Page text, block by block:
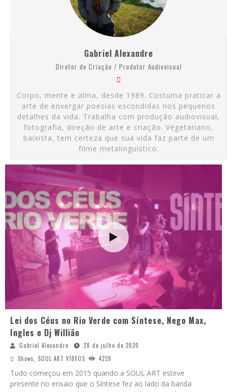
Gabriel Alexandre
Diretor de Criação / Produtor Audiovisual
Corpo, mente e alma, desde 1989. Costuma praticar a
arte de enxergar poesias escondidas nos pequenos
detalhes da vida. Trabalha com produção audiovisual,
fotografia, direção de arte e criação. Vegetariano,
baixista, tem certeza que sua vida faz parte de um
filme metalinguístico.
Lei dos Céus no Rio Verde com Síntese, Nego Max,
Ingles e Dj Willião
Gabriel Alexandre
28 de julho de 2020
Shows, SOUL ART VÍDEOS 4239
Tudo começou em 2015 quando a SOUL ART esteve
presente no ensaio que o Síntese fez ao lado da banda